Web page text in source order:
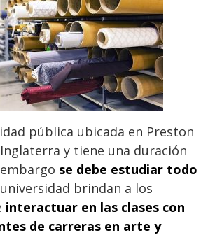
pública ubicada en Preston
y tiene una duración
se debe estudiar todo
brindan a los
interactuar en las clases con
de carreras en arte y